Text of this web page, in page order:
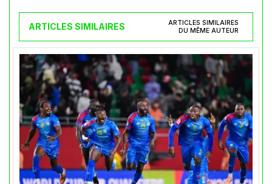
ARTICLES SIMILAIRES
ARTICLES SIMILAIRES
DU MÊME AUTEUR